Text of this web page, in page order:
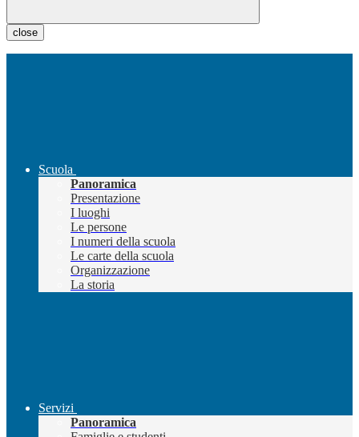
close
Scuola
Panoramica
Presentazione
I luoghi
Le persone
I numeri della scuola
Le carte della scuola
Organizzazione
La storia
Servizi
Panoramica